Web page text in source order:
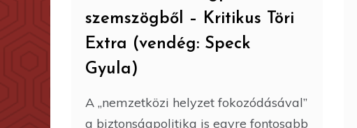
szemszögből – Kritikus Töri
Extra (vendég: Speck
Gyula)
A „nemzetközi helyzet fokozódásával”
a biztonságpolitika is egyre fontosabb